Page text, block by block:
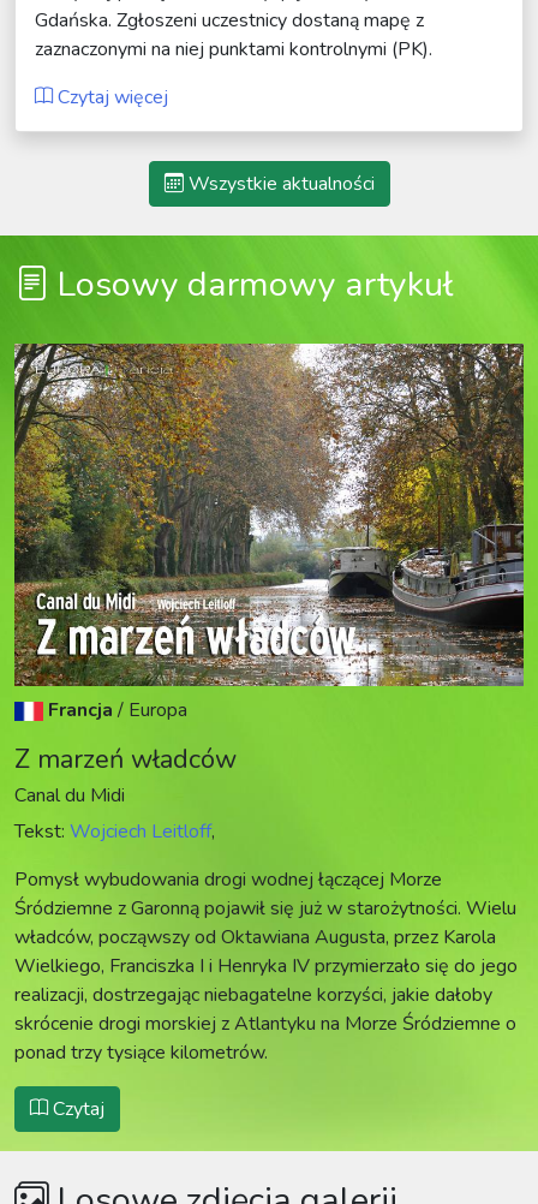
Gdańska. Zgłoszeni uczestnicy dostaną mapę z
zaznaczonymi na niej punktami kontrolnymi (PK).
Czytaj więcej
Wszystkie aktualności
Losowy darmowy artykuł
Francja / Europa
Z marzeń władców
Canal du Midi
Tekst: Wojciech Leitloff,
Pomysł wybudowania drogi wodnej łączącej Morze
Śródziemne z Garonną pojawił się już w starożytności. Wielu
władców, począwszy od Oktawiana Augusta, przez Karola
Wielkiego, Franciszka I i Henryka IV przymierzało się do jego
realizacji, dostrzegając niebagatelne korzyści, jakie dałoby
skrócenie drogi morskiej z Atlantyku na Morze Śródziemne o
ponad trzy tysiące kilometrów.
Czytaj